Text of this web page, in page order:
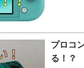
プロコ
る！？